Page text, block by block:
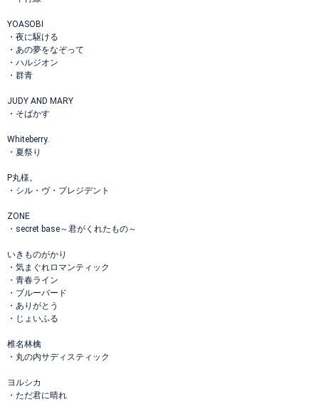
YOASOBI
・夜に駆ける
・あの夢をなぞって
・ハルジオン
・群青
JUDY AND MARY
・そばかす
Whiteberry.
・夏祭り
P丸様。
・シル・ヴ・プレジデント
ZONE
・secret base～君がくれたもの～
いきものがかり
・気まぐれロマンティック
・青春ライン
・ブルーバード
・ありがとう
・じょいふる
椎名林檎
・丸の内サディスティック
ヨルシカ
・ただ君に晴れ